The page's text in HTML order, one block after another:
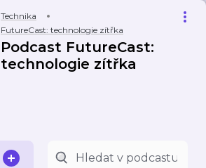
Technika
FutureCast: technologie zítřka
Podcast FutureCast:
technologie zítřka